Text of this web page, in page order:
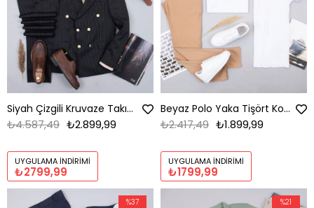
Siyah Çizgili Kruvaze Takım Elbise Kombini Erkek | Slim Fit Şık Komple Set
₺2.899,99
₺4.587,49
UYGULAMA İNDIRIMI
₺2799,99
Beyaz Polo Yaka Tişört Kombini Erkek | Slim Fit Şık Komple Set
₺1.899,99
₺2.417,49
UYGULAMA İNDIRIMI
₺1799,99
%37 %21